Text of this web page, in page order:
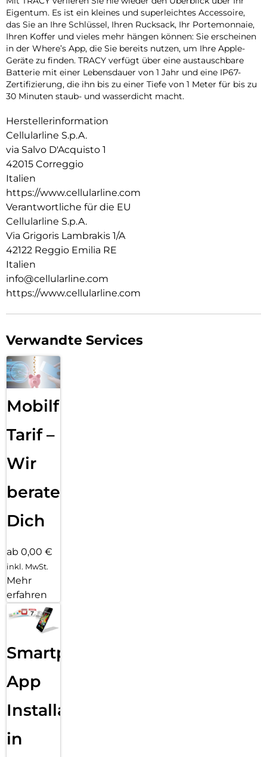
Eigentum. Es ist ein kleines und superleichtes Accessoire,
das Sie an Ihre Schlüssel, Ihren Rucksack, Ihr Portemonnaie,
Ihren Koffer und vieles mehr hängen können: Sie erscheinen
in der Where’s App, die Sie bereits nutzen, um Ihre Apple-
Geräte zu finden. TRACY verfügt über eine austauschbare
Batterie mit einer Lebensdauer von 1 Jahr und eine IP67-
Zertifizierung, die ihn bis zu einer Tiefe von 1 Meter für bis zu
30 Minuten staub- und wasserdicht macht.
Herstellerinformation
Cellularline S.p.A.
via Salvo D'Acquisto 1
42015 Correggio
Italien
https://www.cellularline.com
Verantwortliche für die EU
Cellularline S.p.A.
Via Grigoris Lambrakis 1/A
42122 Reggio Emilia RE
Italien
info@cellularline.com
https://www.cellularline.com
Verwandte Services
Mobilfunk
Tarif –
Wir
beraten
Dich
ab 0,00 €
inkl. MwSt.
Mehr
erfahren
Smartphone
App
Installation
in